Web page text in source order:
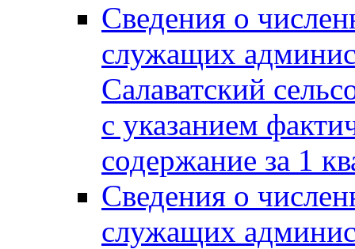
Сведения о
служащих
Салаватский
с указанием
содержание за 1
Сведения о
служащих